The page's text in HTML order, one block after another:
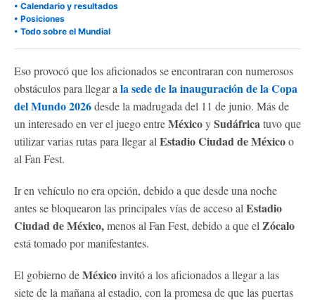
• Calendario y resultados
• Posiciones
• Todo sobre el Mundial
Eso provocó que los aficionados se encontraran con numerosos
obstáculos para llegar ala sede de la inauguración de la Copa
del Mundo 2026desde la madrugada del 11 de junio. Más de
un interesado en ver el juego entreMéxicoySudáfricatuvo que
utilizar varias rutas para llegar alEstadio Ciudad de Méxicoo
al Fan Fest.
Ir en vehículo no era opción, debido a que desde una noche
antes se bloquearon las principales vías de acceso alEstadio
Ciudad de México,menos al Fan Fest, debido a que elZócalo
está tomado por manifestantes.
El gobierno deMéxicoinvitó a los aficionados a llegar a las
siete de la mañana al estadio, con la promesa de que las puertas